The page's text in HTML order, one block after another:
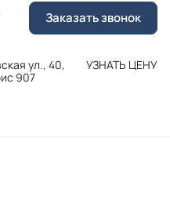
Заказать звонок
ул., 40,
907
УЗНАТЬ ЦЕНУ